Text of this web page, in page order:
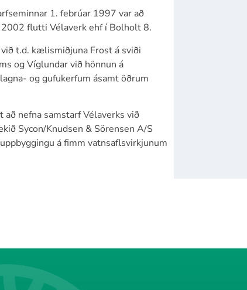
1. febrúar 1997 var að
flutti Vélaverk ehf í Bolholt 8.
t.d. kælismiðjuna Frost á sviði
og Víglundar við hönnun á
og gufukerfum ásamt öðrum
nefna samstarf Vélaverks við
Sycon/Knudsen & Sörensen A/S
á fimm vatnsaflsvirkjunum